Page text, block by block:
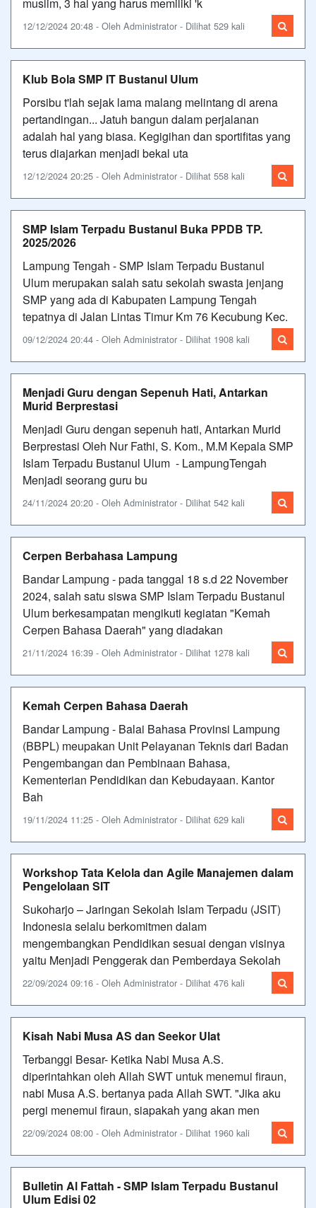
12/12/2024 20:48 - Oleh Administrator - Dilihat 529 kali
Klub Bola SMP IT Bustanul Ulum
Porsibu t'lah sejak lama malang melintang di arena
pertandingan... Jatuh bangun dalam perjalanan
adalah hal yang biasa. Kegigihan dan sportifitas yang
terus diajarkan menjadi bekal uta
12/12/2024 20:25 - Oleh Administrator - Dilihat 558 kali
SMP Islam Terpadu Bustanul Buka PPDB TP.
2025/2026
Lampung Tengah - SMP Islam Terpadu Bustanul
Ulum merupakan salah satu sekolah swasta jenjang
SMP yang ada di Kabupaten Lampung Tengah
tepatnya di Jalan Lintas Timur Km 76 Kecubung Kec.
09/12/2024 20:44 - Oleh Administrator - Dilihat 1908 kali
Menjadi Guru dengan Sepenuh Hati, Antarkan
Murid Berprestasi
Menjadi Guru dengan sepenuh hati, Antarkan Murid
Berprestasi Oleh Nur Fathi, S. Kom., M.M Kepala SMP
Islam Terpadu Bustanul Ulum - LampungTengah
Menjadi seorang guru bu
24/11/2024 20:20 - Oleh Administrator - Dilihat 542 kali
Cerpen Berbahasa Lampung
Bandar Lampung - pada tanggal 18 s.d 22 November
2024, salah satu siswa SMP Islam Terpadu Bustanul
Ulum berkesampatan mengikuti kegiatan "Kemah
Cerpen Bahasa Daerah" yang diadakan
21/11/2024 16:39 - Oleh Administrator - Dilihat 1278 kali
Kemah Cerpen Bahasa Daerah
Bandar Lampung - Balai Bahasa Provinsi Lampung
(BBPL) meupakan Unit Pelayanan Teknis dari Badan
Pengembangan dan Pembinaan Bahasa,
Kementerian Pendidikan dan Kebudayaan. Kantor
Bah
19/11/2024 11:25 - Oleh Administrator - Dilihat 629 kali
Workshop Tata Kelola dan Agile Manajemen dalam
Pengelolaan SIT
Sukoharjo – Jaringan Sekolah Islam Terpadu (JSIT)
Indonesia selalu berkomitmen dalam
mengembangkan Pendidikan sesuai dengan visinya
yaitu Menjadi Penggerak dan Pemberdaya Sekolah
22/09/2024 09:16 - Oleh Administrator - Dilihat 476 kali
Kisah Nabi Musa AS dan Seekor Ulat
Terbanggi Besar- Ketika Nabi Musa A.S.
diperintahkan oleh Allah SWT untuk menemui firaun,
nabi Musa A.S. bertanya pada Allah SWT. "Jika aku
pergi menemui firaun, siapakah yang akan men
22/09/2024 08:00 - Oleh Administrator - Dilihat 1960 kali
Bulletin Al Fattah - SMP Islam Terpadu Bustanul
Ulum Edisi 02